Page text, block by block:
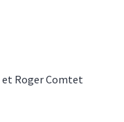
et RogerComtet